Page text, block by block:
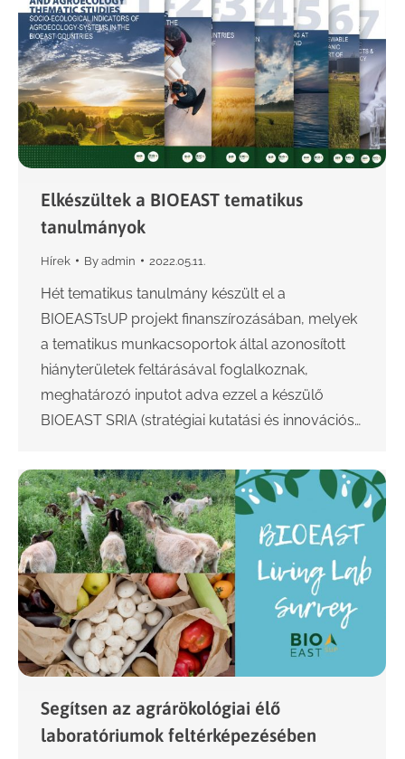
Elkészültek a BIOEAST tematikus
tanulmányok
Hírek By admin 2022.05.11.
Hét tematikus tanulmány készült el a
BIOEASTsUP projekt finanszírozásában, melyek
a tematikus munkacsoportok által azonosított
hiányterületek feltárásával foglalkoznak,
meghatározó inputot adva ezzel a készülő
BIOEAST SRIA (stratégiai kutatási és innovációs…
Segítsen az agrárökológiai élő
laboratóriumok feltérképezésében